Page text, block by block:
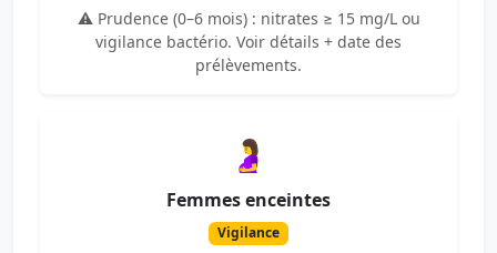
⚠️ Prudence (0–6 mois) : nitrates ≥ 15 mg/L ou
vigilance bactério. Voir détails + date des
prélèvements.
🤰
Femmes enceintes
Vigilance